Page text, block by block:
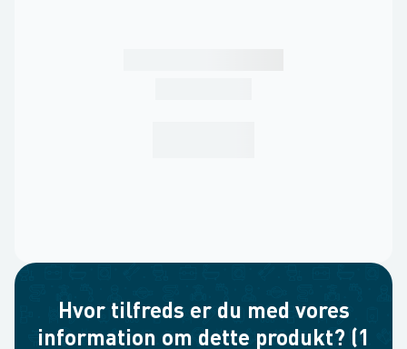
Hvor tilfreds er du med vores
information om dette produkt? (1